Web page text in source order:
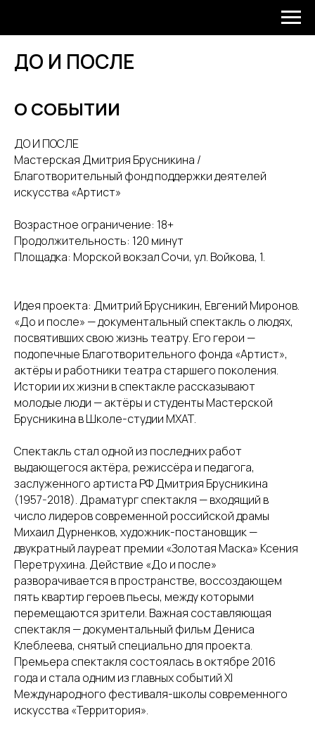
ДО И ПОСЛЕ
О СОБЫТИИ
ДО И ПОСЛЕ
Мастерская Дмитрия Брусникина /
Благотворительный фонд поддержки деятелей
искусства «Артист»
Возрастное ограничение: 18+
Продолжительность: 120 минут
Площадка: Морской вокзал Сочи, ул. Войкова, 1.
Идея проекта: Дмитрий Брусникин, Евгений Миронов.
«До и после» — документальный спектакль о людях,
посвятивших свою жизнь театру. Его герои —
подопечные Благотворительного фонда «Артист»,
актёры и работники театра старшего поколения.
Истории их жизни в спектакле рассказывают
молодые люди — актёры и студенты Мастерской
Брусникина в Школе-студии МХАТ.
Спектакль стал одной из последних работ
выдающегося актёра, режиссёра и педагога,
заслуженного артиста РФ Дмитрия Брусникина
(1957-2018). Драматург спектакля — входящий в
число лидеров современной российской драмы
Михаил Дурненков, художник-постановщик —
двукратный лауреат премии «Золотая Маска» Ксения
Перетрухина. Действие «До и после»
разворачивается в пространстве, воссоздающем
пять квартир героев пьесы, между которыми
перемещаются зрители. Важная составляющая
спектакля — документальный фильм Дениса
Клеблеева, снятый специально для проекта.
Премьера спектакля состоялась в октябре 2016
года и стала одним из главных событий XI
Международного фестиваля-школы современного
искусства «Территория».